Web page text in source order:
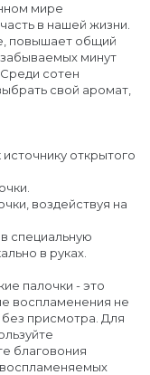
мире
в нашей жизни.
повышает общий
минут
сотен
свой аромат,
открытого
воздействуя на
специальную
в руках.
палочки - это
воспламенения не
присмотра. Для
благовония
воспламеняемых